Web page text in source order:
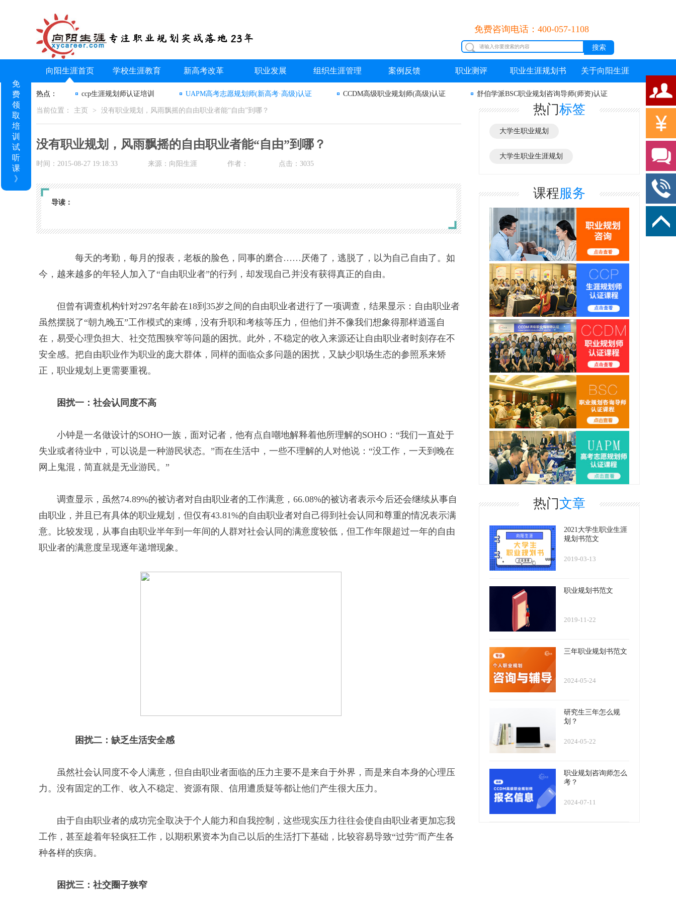
免费咨询电话：400-057-1108
向阳生涯首页 学校生涯教育 新高考改革 职业发展 组织生涯管理 案例反馈 职业测评 职业生涯规划书 关于向阳生涯
热点： ccp生涯规划师认证培训 UAPM高考志愿规划师(新高考·高级)认证 CCDM高级职业规划师(高级)认证 舒伯学派BSC职业规划咨询导师(师资)认证
当前位置： 主页 > 没有职业规划，风雨飘摇的自由职业者能“自由”到哪？
没有职业规划，风雨飘摇的自由职业者能“自由”到哪？
时间：2015-08-27 19:18:33 来源：向阳生涯 作者： 点击：3035
导读：
每天的考勤，每月的报表，老板的脸色，同事的磨合……厌倦了，逃脱了，以为自己自由了。如
今，越来越多的年轻人加入了“自由职业者”的行列，却发现自己并没有获得真正的自由。
但曾有调查机构针对297名年龄在18到35岁之间的自由职业者进行了一项调查，结果显示：自由职业者
虽然摆脱了“朝九晚五”工作模式的束缚，没有升职和考核等压力，但他们并不像我们想象得那样逍遥自
在，易受心理负担大、社交范围狭窄等问题的困扰。此外，不稳定的收入来源还让自由职业者时刻存在不
安全感。把自由职业作为职业的庞大群体，同样的面临众多问题的困扰，又缺少职场生态的参照系来矫
正，职业规划上更需要重视。
困扰一：社会认同度不高
小钟是一名做设计的SOHO一族，面对记者，他有点自嘲地解释着他所理解的SOHO：“我们一直处于
失业或者待业中，可以说是一种游民状态。”而在生活中，一些不理解的人对他说：“没工作，一天到晚在
网上鬼混，简直就是无业游民。”
调查显示，虽然74.89%的被访者对自由职业者的工作满意，66.08%的被访者表示今后还会继续从事自
由职业，并且已有具体的职业规划，但仅有43.81%的自由职业者对自己得到社会认同和尊重的情况表示满
意。比较发现，从事自由职业半年到一年间的人群对社会认同的满意度较低，但工作年限超过一年的自由
职业者的满意度呈现逐年递增现象。
困扰二：缺乏生活安全感
虽然社会认同度不令人满意，但自由职业者面临的压力主要不是来自于外界，而是来自本身的心理压
力。没有固定的工作、收入不稳定、资源有限、信用遭质疑等都让他们产生很大压力。
由于自由职业者的成功完全取决于个人能力和自我控制，这些现实压力往往会使自由职业者更加忘我
工作，甚至趁着年轻疯狂工作，以期积累资本为自己以后的生活打下基础，比较容易导致“过劳”而产生各
种各样的疾病。
困扰三：社交圈子狭窄
热门标签
大学生职业规划
大学生职业生涯规划
课程服务
热门文章
2021大学生职业生涯
规划书范文
2019-03-13
职业规划书范文
2019-11-22
三年职业规划书范文
2024-05-24
研究生三年怎么规
划？
2024-05-22
职业规划咨询师怎么
考？
2024-07-11
免
费
领
取
培
训
试
听
课
》